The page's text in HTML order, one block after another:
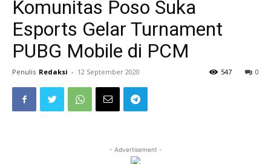
Komunitas Poso Suka
Esports Gelar Turnament
PUBG Mobile di PCM
Penulis Redaksi - 12 September 2020 0
547
- Advertisement -